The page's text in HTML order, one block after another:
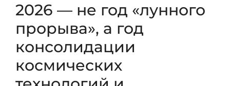
2026 — не год «лунного
прорыва», а год
консолидации
космических